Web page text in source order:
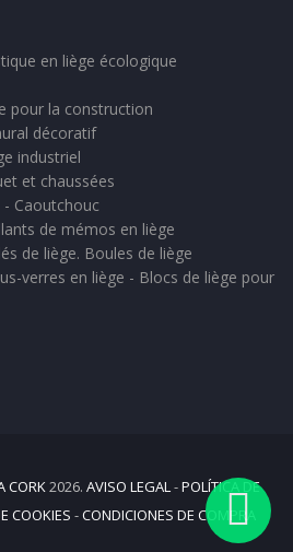
en liège écologique
pour la construction
décoratif
industriel
et chaussées
- Caoutchouc
de mémos en liège
de liège. Boules de liège
verres en liège - Blocs de liège pour
CORK2026. AVISO LEGAL-POLÍTICA DE
COOKIES -CONDICIONES DE COMPRA